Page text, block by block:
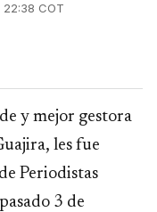
COT
y mejor gestora
les fue
Periodistas
3 de